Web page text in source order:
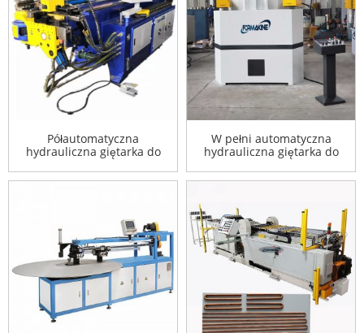
Półautomatyczna
hydrauliczna giętarka do
W pełni automatyczna
hydrauliczna giętarka do